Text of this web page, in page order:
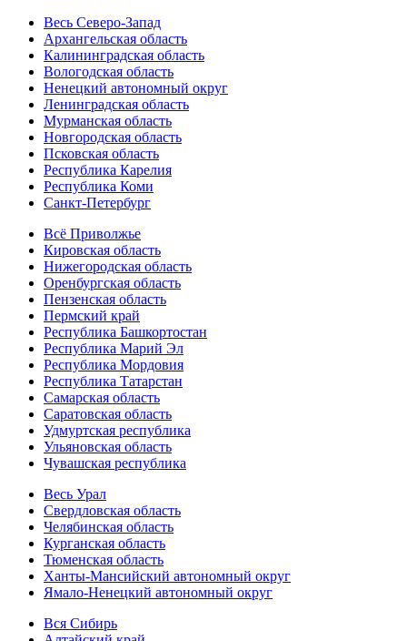
Весь Северо-Запад
Архангельская область
Калининградская область
Вологодская область
Ненецкий автономный округ
Ленинградская область
Мурманская область
Новгородская область
Псковская область
Республика Карелия
Республика Коми
Санкт-Петербург
Всё Приволжье
Кировская область
Нижегородская область
Оренбургская область
Пензенская область
Пермский край
Республика Башкортостан
Республика Марий Эл
Республика Мордовия
Республика Татарстан
Самарская область
Саратовская область
Удмуртская республика
Ульяновская область
Чувашская республика
Весь Урал
Свердловская область
Челябинская область
Курганская область
Тюменская область
Ханты-Мансийский автономный округ
Ямало-Ненецкий автономный округ
Вся Сибирь